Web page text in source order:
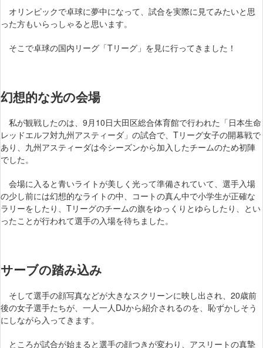
オリンピックで卓球に夢中になって、試合を実際に見てみたいと思
った方もいらっしゃると思います。
そこで卓球の国内リーグ「Tリーグ」を見に行ってきました！
幻想的な光の会場
私が観戦したのは、9月10日大田区総合体育館で行われた「日本生命
レッドエルフ対九州アスティーダ」の試合で、Tリーグ女子の開幕戦で
あり、九州アスティーダは今シーズンから加入したチームのため初陣
でした。
会場に入ると青いライトが美しく光って準備されていて、選手入場
の少し前には幻想的なライトの中、コートの真ん中で小学生が正確な
ラリーをしたり、Tリーグのチームの旗をゆっくりとゆらしたり、とい
ったことが行われて選手の入場を待ちました。
サーブの踏み込み
そして選手の顔写真などが大きなスクリーンに映し出され、20歳前
後の女子選手たちが、一人一人DJから紹介されるのを、恥ずかしそう
にしながら入ってきます。
ところが試合が始まると選手の顔つきが変わり、アスリートの真摯